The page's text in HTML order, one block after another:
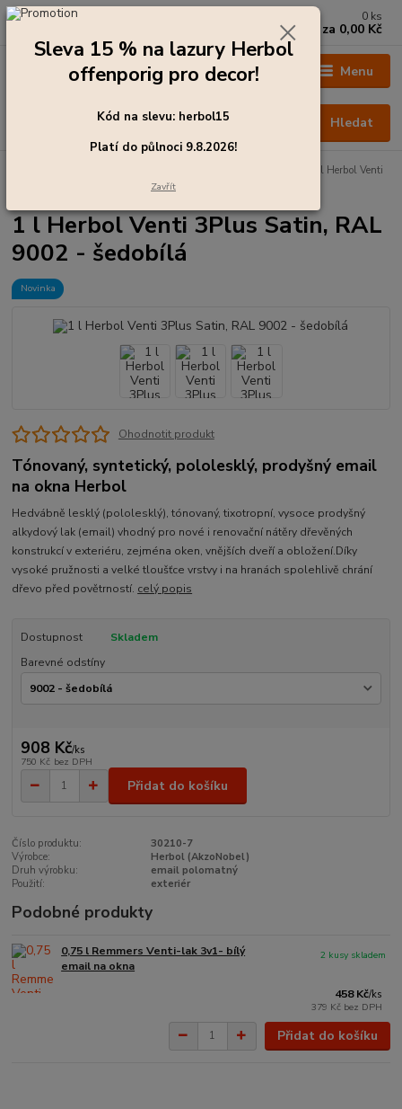
Menu
Hledat
+420 273 136 255
0 ks
za 0,00 Kč
1 l Herbol Venti
3Plus Satin, RAL 9002 - šedobílá
1 l Herbol Venti 3Plus Satin, RAL
9002 - šedobílá
Novinka
Ohodnotit produkt
Tónovaný, syntetický, pololesklý, prodyšný email
na okna Herbol
Hedvábně lesklý (pololesklý), tónovaný, tixotropní, vysoce prodyšný
alkydový lak (email) vhodný pro nové i renovační nátěry dřevěných
konstrukcí v exteriéru, zejména oken, vnějších dveří a obložení.Díky
vysoké pružnosti a velké tloušťce vrstvy i na hranách spolehlivě chrání
dřevo před povětrností. celý popis
Dostupnost
Skladem
Barevné odstíny
908 Kč/ks
750 Kč bez DPH
Přidat do košíku
Číslo produktu:
30210-7
Výrobce:
Herbol (AkzoNobel)
Druh výrobku:
email polomatný
Použití:
exteriér
Podobné produkty
0,75 l Remmers Venti-lak 3v1- bílý
email na okna
458 Kč/ks
379 Kč bez DPH
2 kusy skladem
Přidat do košíku
Sleva 15 % na lazury Herbol
offenporig pro decor!
Kód na slevu: herbol15
Platí do půlnoci 9.8.2026!
Zavřít